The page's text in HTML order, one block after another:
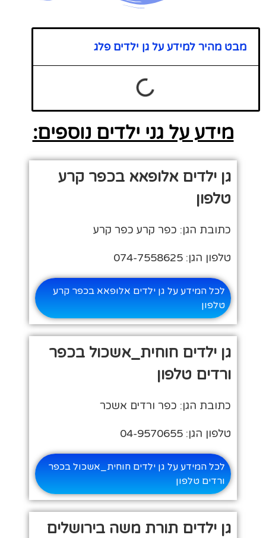
מבט מהיר למידע על גן ילדים פלג
מידע על גני ילדים נוספים:
גן ילדים אלופאא בכפר קרע
טלפון
כתובת הגן: כפר קרע כפר קרע
טלפון הגן: 074-7558625
לכל המידע על גן ילדים אלופאא בכפר קרע
טלפון
גן ילדים חוחית_אשכול בכפר
ורדים טלפון
כתובת הגן: כפר ורדים אשכר
טלפון הגן: 04-9570655
לכל המידע על גן ילדים חוחית_אשכול בכפר
ורדים טלפון
גן ילדים תורת משה בירושלים